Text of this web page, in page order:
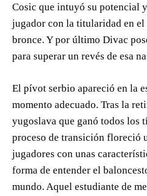
Cosic que intuyó su potencial
jugador con la titularidad en
bronce. Y por último Divac
para superar un revés de esa
El pívot serbio apareció en la
momento adecuado. Tras la
yugoslava que ganó todos los
proceso de transición floreció
jugadores con unas
forma de entender el
mundo. Aquel estudiante de